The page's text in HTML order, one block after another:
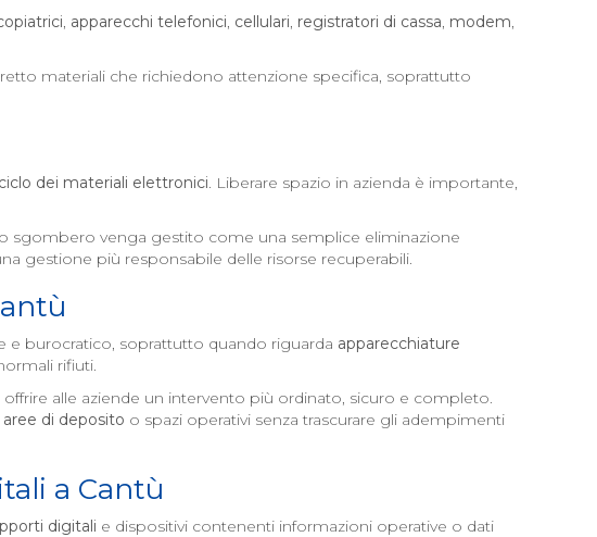
, apparecchi telefonici, cellulari, registratori di cassa, modem,
materiali che richiedono attenzione specifica, soprattutto
dei materiali elettronici. Liberare spazio in azienda è importante,
sgombero venga gestito come una semplice eliminazione
gestione più responsabile delle risorse recuperabili.
e burocratico, soprattutto quando riguarda apparecchiature
rifiuti.
offrire alle aziende un intervento più ordinato, sicuro e completo.
aree di deposito o spazi operativi senza trascurare gli adempimenti
a Cantù
digitali e dispositivi contenenti informazioni operative o dati